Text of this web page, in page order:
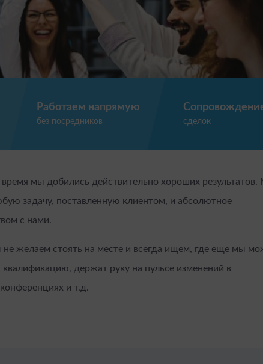
Работаем напрямую
без посредников сделок
мы добились действительно хороших
задачу, поставленную клиентом, и абсолютное
с нами.
желаем стоять на месте и всегда ищем, где еще мы
держат руку на пульсе изменений в
и т.д.